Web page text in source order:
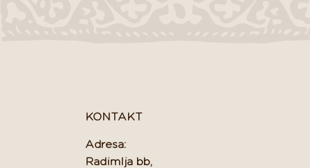
KONTAKT
Adresa:
Radimlja bb,